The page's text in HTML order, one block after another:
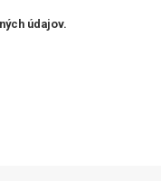
údajov.